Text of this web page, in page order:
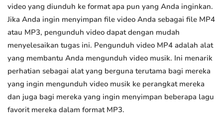
video yang diunduh ke format apa pun yang Anda inginkan.
Jika Anda ingin menyimpan file video Anda sebagai file MP4
atau MP3, pengunduh video dapat dengan mudah
menyelesaikan tugas ini. Pengunduh video MP4 adalah alat
yang membantu Anda mengunduh video musik. Ini menarik
perhatian sebagai alat yang berguna terutama bagi mereka
yang ingin mengunduh video musik ke perangkat mereka
dan juga bagi mereka yang ingin menyimpan beberapa lagu
favorit mereka dalam format MP3.